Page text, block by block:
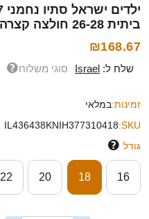
ביתית 26-28 חולצה קצרה
₪168.67
שלח ל: Israel סוגי משלוח
זמינות:במלאי
SKU:
IL436438KNIH377310418
גודל
16
18
20
22